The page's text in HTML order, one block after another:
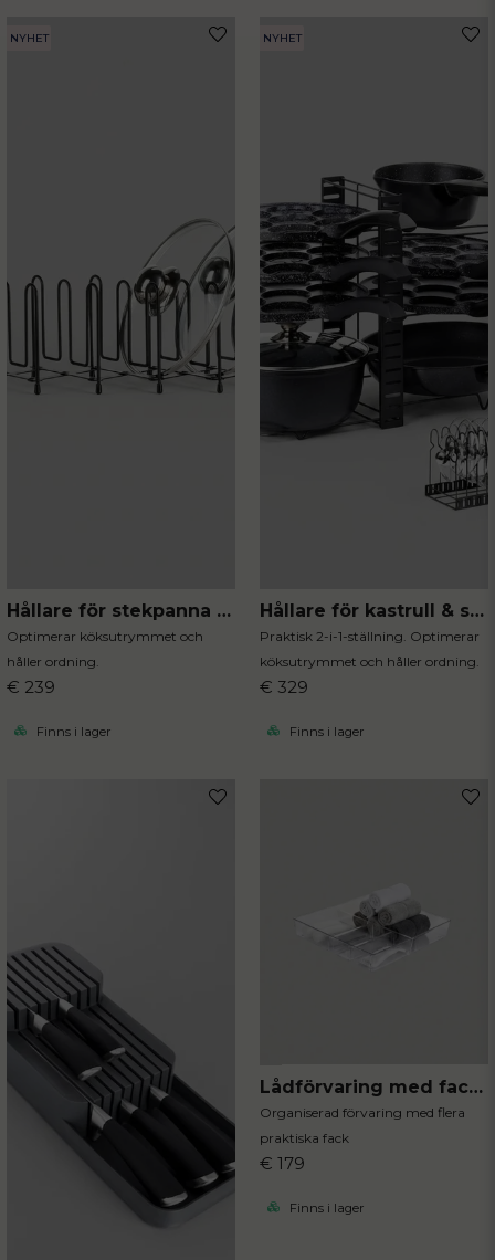
Hållare för stekpanna och lock
Optimerar köksutrymmet och
håller ordning.
€ 239
Finns i lager
NYHET
Hållare för kastrull & stekpanna och Lock
Praktisk 2-i-1-ställning. Optimerar
köksutrymmet och håller ordning.
€ 329
Finns i lager
NYHET
Lådförvaring med fack 31×31×5.5 cm
Organiserad förvaring med flera
praktiska fack
€ 179
Finns i lager